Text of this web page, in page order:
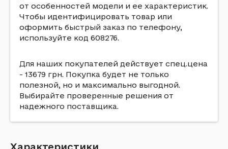
от особенностей модели и ее характеристик.
Чтобы идентифицировать товар или
оформить быстрый заказ по телефону,
используйте код 608276.
Для наших покупателей действует спец.цена
- 13679 грн. Покупка будет не только
полезной, но и максимально выгодной.
Выбирайте проверенные решения от
надежного поставщика.